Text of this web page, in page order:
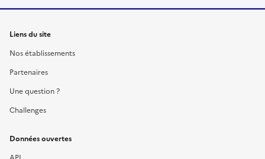
Liens du site
Nos établissements
Partenaires
Une question ?
Challenges
Données ouvertes